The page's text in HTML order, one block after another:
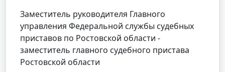
Заместитель руководителя Главного
управления Федеральной службы судебных
приставов по Ростовской области -
заместитель главного судебного пристава
Ростовской области